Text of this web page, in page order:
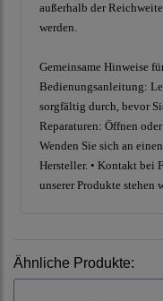
außerhalb der
werden.
Gemeinsame Hinweise
Bedienungsanleitung:
sorgfältig durch, bevor
Reparaturen: Öffnen
Wenden Sie sich an
Hersteller. • Kontakt bei
unserer Produkte stehen
Ähnliche Produkte: